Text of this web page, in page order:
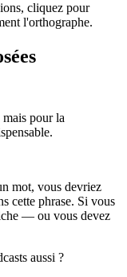
cliquez pour
l'orthographe.
pour la
mot, vous devriez
cette phrase. Si vous
— ou vous devez
aussi ?